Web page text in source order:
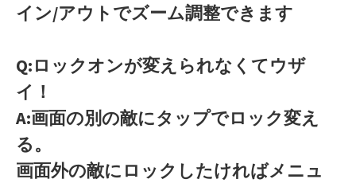
イン/アウトでズーム調整できます
Q:ロックオンが変えられなくてウザ
イ！
A:画面の別の敵にタップでロック変え
る。
画面外の敵にロックしたければメニュ